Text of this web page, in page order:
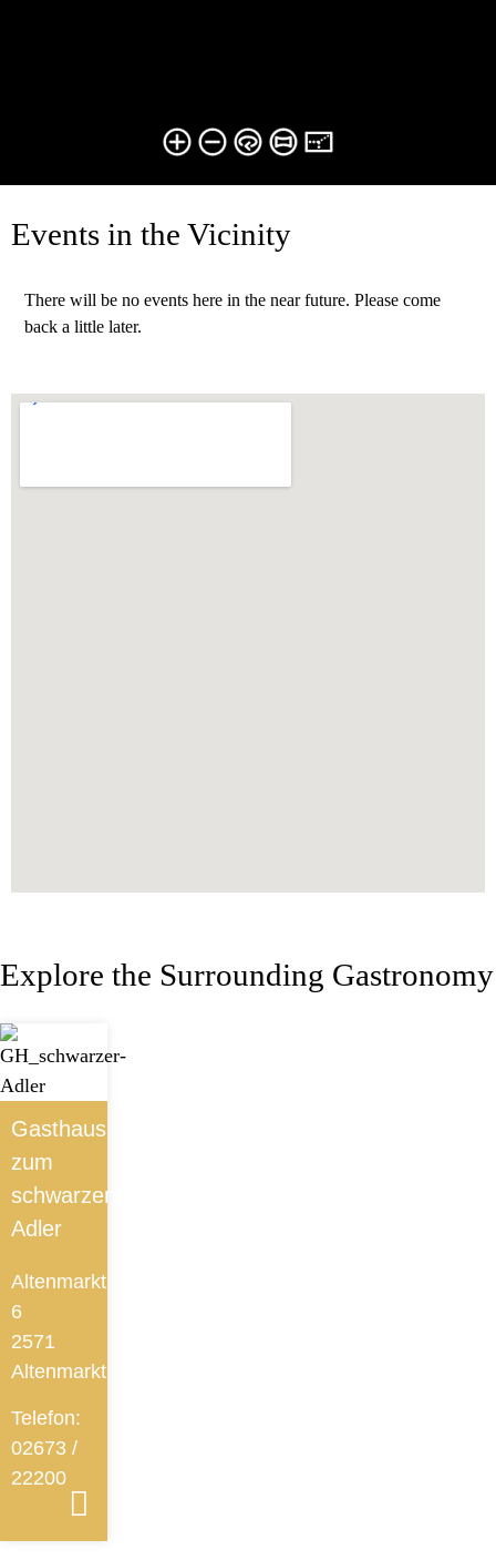
Events in the Vicinity
There will be no events here in the near future. Please come
back a little later.
Explore the Surrounding Gastronomy
Gasthaus
zum
schwarzen
Adler
Altenmarkt
6
2571
Altenmarkt
Telefon:
02673 /
22200